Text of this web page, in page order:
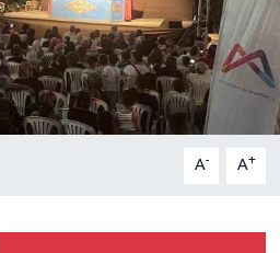
A- A+